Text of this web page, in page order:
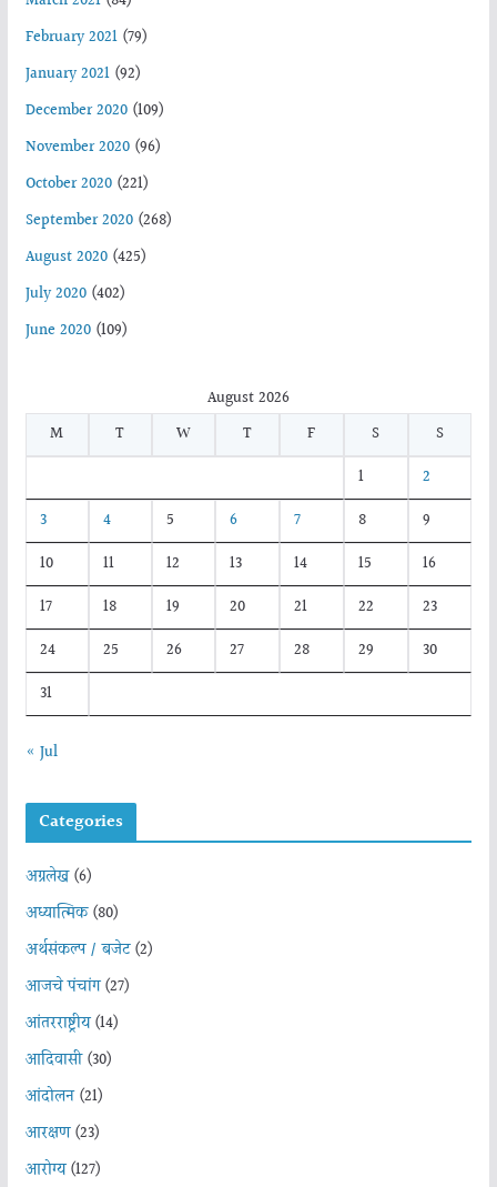
February 2021(79)
January 2021(92)
December 2020(109)
November 2020(96)
October 2020(221)
September 2020(268)
August 2020(425)
July 2020(402)
June 2020(109)
August 2026
M
T W T F S
S
1
2
3
4 5 6 7 8
9
10
11 12 13 14 15
16
17
18 19 20 21 22
23
24
25 26 27 28 29
30
31
« Jul
Categories
अग्रलेख(6)
अध्यात्मिक(80)
अर्थसंकल्प / बजेट(2)
आजचे पंचांग(27)
आंतरराष्ट्रीय(14)
आदिवासी(30)
आंदोलन(21)
आरक्षण(23)
आरोग्य(127)